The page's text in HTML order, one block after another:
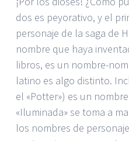
dos es peyorativo, y el
personaje de la saga de
nombre que haya
libros, es un nombre-
latino es algo distinto.
el «Potter») es un
«Iluminada» se toma a
los nombres de